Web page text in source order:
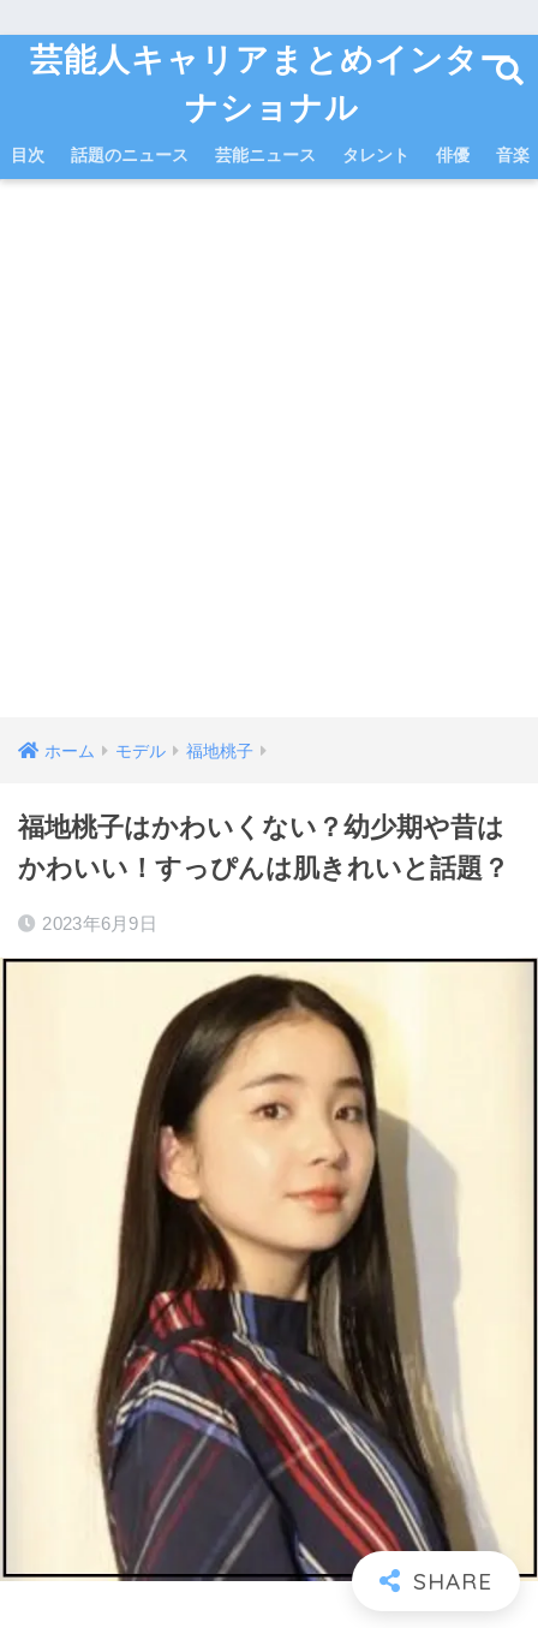
芸能人キャリアまとめインター
ナショナル
目次 話題のニュース 芸能ニュース タレント 俳優 音楽
ホーム モデル 福地桃子
福地桃子はかわいくない？幼少期や昔は
かわいい！すっぴんは肌きれいと話題？
2023年6月9日